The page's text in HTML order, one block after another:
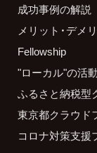
成功事例の解説
メリット・デメ
Fellowship
"ローカル"の活
ふるさと納税型
東京都クラウド
コロナ対策支援